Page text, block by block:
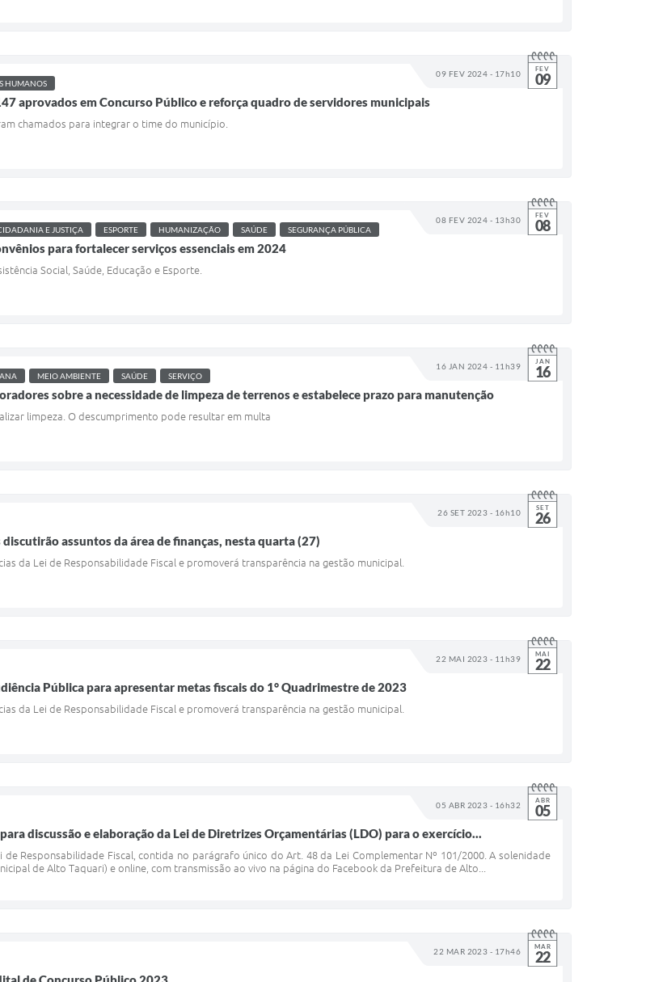
09 FEV 2024 - 17h10 FEV
09
HUMANOS
aprovados em Concurso Público e reforça quadro de servidores municipais
chamados para integrar o time do município.
08 FEV 2024 - 13h30 FEV
08
E JUSTIÇA ESPORTE HUMANIZAÇÃO SAÚDE SEGURANÇA PÚBLICA
para fortalecer serviços essenciais em 2024
Social, Saúde, Educação e Esporte.
16 JAN 2024 - 11h39 JAN
16
MEIO AMBIENTE SAÚDE SERVIÇO
sobre a necessidade de limpeza de terrenos e estabelece prazo para manutenção
limpeza. O descumprimento pode resultar em multa
26 SET 2023 - 16h10 SET
26
assuntos da área de finanças, nesta quarta (27)
da Lei de Responsabilidade Fiscal e promoverá transparência na gestão municipal.
22 MAI 2023 - 11h39 MAI
22
Pública para apresentar metas fiscais do 1° Quadrimestre de 2023
da Lei de Responsabilidade Fiscal e promoverá transparência na gestão municipal.
05 ABR 2023 - 16h32 ABR
05
discussão e elaboração da Lei de Diretrizes Orçamentárias (LDO) para o exercício...
Responsabilidade Fiscal, contida no parágrafo único do Art. 48 da Lei Complementar Nº 101/2000. A solenidade
de Alto Taquari) e online, com transmissão ao vivo na página do Facebook da Prefeitura de Alto...
22 MAR 2023 - 17h46 MAR
22